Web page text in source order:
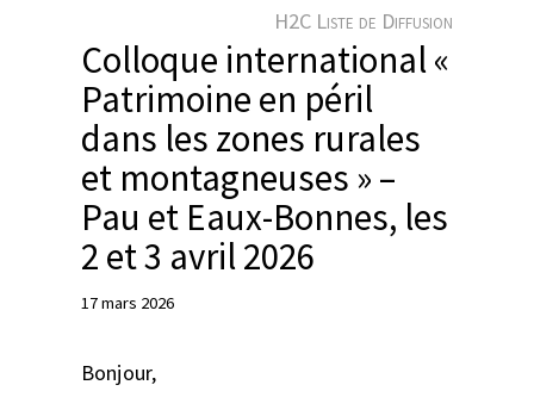
H2C Liste de Diffusion
Colloque international «
Patrimoine en péril
dans les zones rurales
et montagneuses » –
Pau et Eaux-Bonnes, les
2 et 3 avril 2026
17 mars 2026
Bonjour,